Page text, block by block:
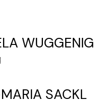
WUGGENIG
SACKL